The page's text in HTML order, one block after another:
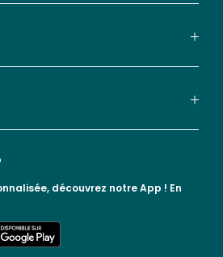
découvrez notre App ! En